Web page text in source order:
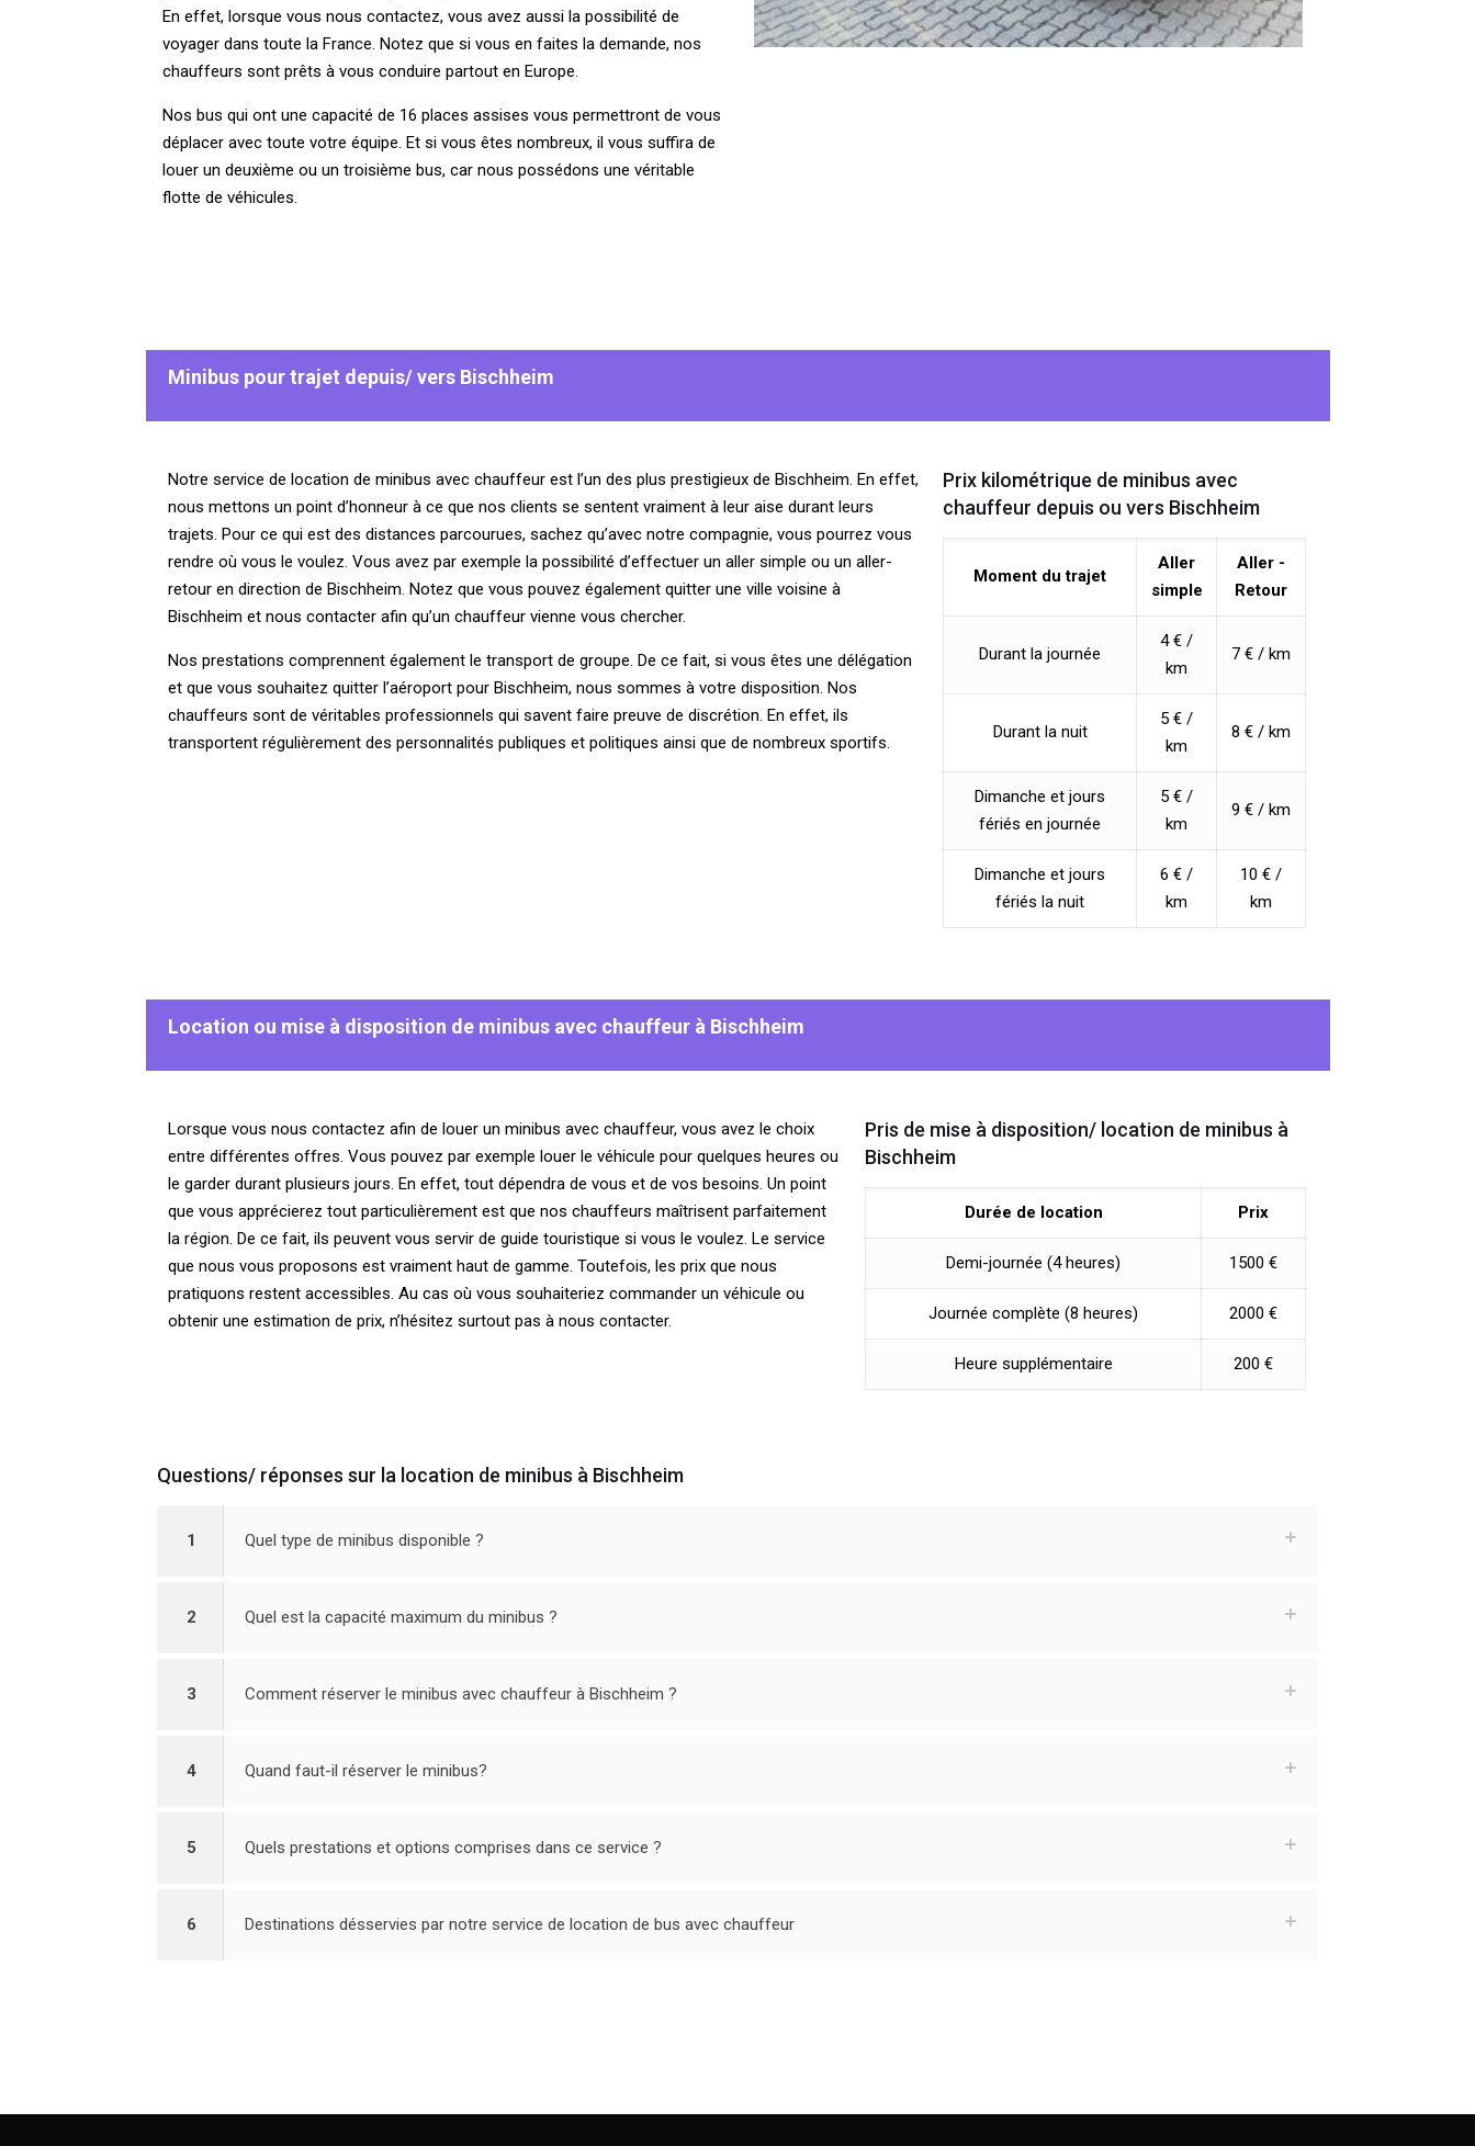
En effet, lorsque vous nous contactez, vous avez aussi la possibilité de
voyager dans toute la France. Notez que si vous en faites la demande, nos
chauffeurs sont prêts à vous conduire partout en Europe.
Nos bus qui ont une capacité de 16 places assises vous permettront de vous
déplacer avec toute votre équipe. Et si vous êtes nombreux, il vous suffira de
louer un deuxième ou un troisième bus, car nous possédons une véritable
flotte de véhicules.
Minibus pour trajet depuis/ vers Bischheim
Notre service de location de minibus avec chauffeur est l’un des plus prestigieux de Bischheim. En effet,
nous mettons un point d’honneur à ce que nos clients se sentent vraiment à leur aise durant leurs
trajets. Pour ce qui est des distances parcourues, sachez qu’avec notre compagnie, vous pourrez vous
rendre où vous le voulez. Vous avez par exemple la possibilité d’effectuer un aller simple ou un aller-
retour en direction de Bischheim. Notez que vous pouvez également quitter une ville voisine à
Bischheim et nous contacter afin qu’un chauffeur vienne vous chercher.
Nos prestations comprennent également le transport de groupe. De ce fait, si vous êtes une délégation
et que vous souhaitez quitter l’aéroport pour Bischheim, nous sommes à votre disposition. Nos
chauffeurs sont de véritables professionnels qui savent faire preuve de discrétion. En effet, ils
transportent régulièrement des personnalités publiques et politiques ainsi que de nombreux sportifs.
Prix kilométrique de minibus avec
chauffeur depuis ou vers Bischheim
Moment du trajet
Aller
simple
Aller -
Retour
Durant la journée
4 € /
km
7 € / km
Durant la nuit
5 € /
km
8 € / km
Dimanche et jours
fériés en journée
5 € /
km
9 € / km
Dimanche et jours
fériés la nuit
6 € /
km
10 € /
km
Location ou mise à disposition de minibus avec chauffeur à Bischheim
Lorsque vous nous contactez afin de louer un minibus avec chauffeur, vous avez le choix
entre différentes offres. Vous pouvez par exemple louer le véhicule pour quelques heures ou
le garder durant plusieurs jours. En effet, tout dépendra de vous et de vos besoins. Un point
que vous apprécierez tout particulièrement est que nos chauffeurs maîtrisent parfaitement
la région. De ce fait, ils peuvent vous servir de guide touristique si vous le voulez. Le service
que nous vous proposons est vraiment haut de gamme. Toutefois, les prix que nous
pratiquons restent accessibles. Au cas où vous souhaiteriez commander un véhicule ou
obtenir une estimation de prix, n’hésitez surtout pas à nous contacter.
Pris de mise à disposition/ location de minibus à
Bischheim
Durée de location Prix
Demi-journée (4 heures) 1500 €
Journée complète (8 heures) 2000 €
Heure supplémentaire 200 €
Questions/ réponses sur la location de minibus à Bischheim
1 Quel type de minibus disponible ?
2 Quel est la capacité maximum du minibus ?
3 Comment réserver le minibus avec chauffeur à Bischheim ?
4 Quand faut-il réserver le minibus?
5 Quels prestations et options comprises dans ce service ?
6 Destinations désservies par notre service de location de bus avec chauffeur